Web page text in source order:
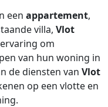
een appartement,
villa, Vlot
om
van hun woning in
de diensten van Vlot
op een vlotte en